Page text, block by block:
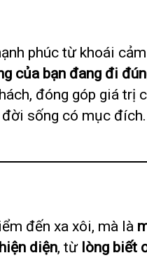
phúc từ khoái
của bạn đang đi
đóng góp giá trị
sống có mục đích.
đến xa xôi, mà là
diện, từ lòng biết